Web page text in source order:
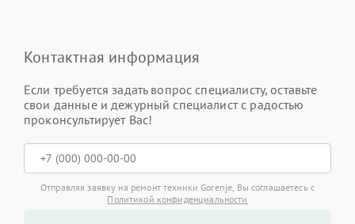
Контактная информация
Если требуется задать вопрос специалисту, оставьте
свои данные и дежурный специалист с радостью
проконсультирует Вас!
Отправляя заявку на ремонт техники Gorenje, Вы соглашаетесь с
Политикой конфиденциальности